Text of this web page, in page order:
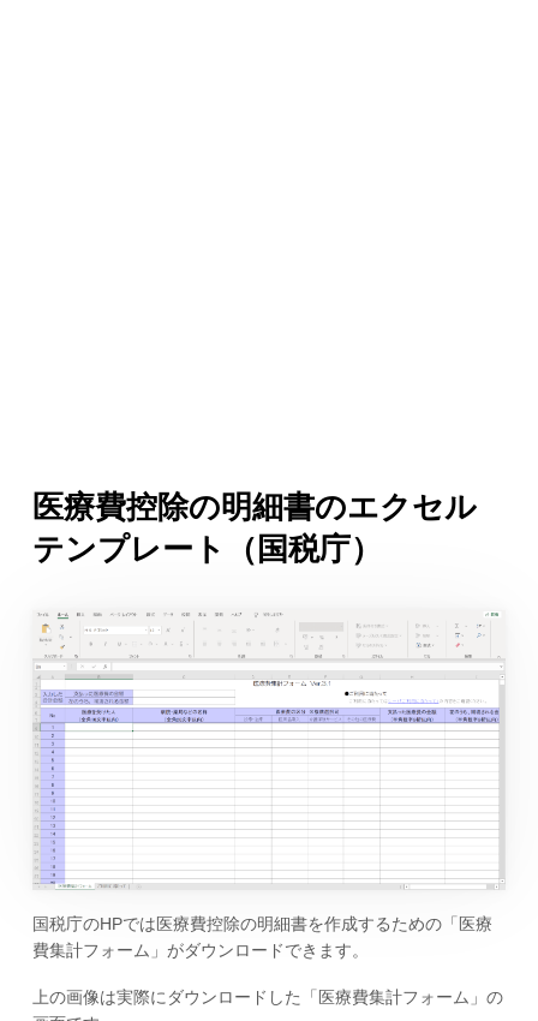
医療費控除の明細書のエクセル
テンプレート（国税庁）
国税庁のHPでは医療費控除の明細書を作成するための「医療
費集計フォーム」がダウンロードできます。
上の画像は実際にダウンロードした「医療費集計フォーム」の